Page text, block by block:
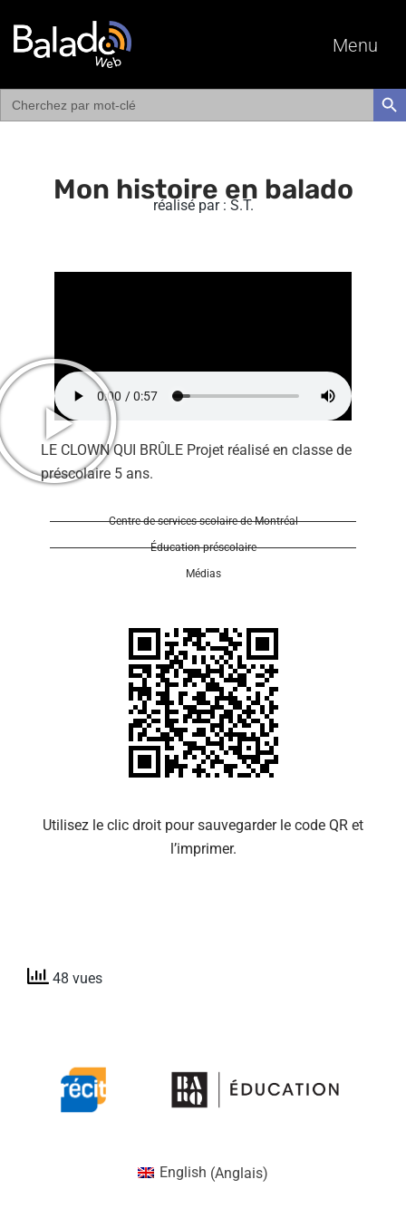
Menu
Search
for:
Mon histoire en balado
réalisé par : S.T.
LE CLOWN QUI BRÛLE Projet réalisé en classe de
préscolaire 5 ans.
Centre de services scolaire de Montréal
Éducation préscolaire
Médias
Utilisez le clic droit pour sauvegarder le code QR et
l’imprimer.
48 vues
English (Anglais)